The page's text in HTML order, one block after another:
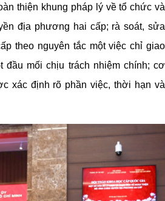
thiện khung pháp lý về tổ chức và
địa phương hai cấp; rà soát, sửa
theo nguyên tắc một việc chỉ giao
đầu mối chịu trách nhiệm chính; cơ
xác định rõ phần việc, thời hạn và